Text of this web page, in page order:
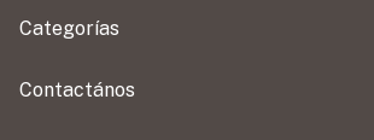
Categorías
Contactános